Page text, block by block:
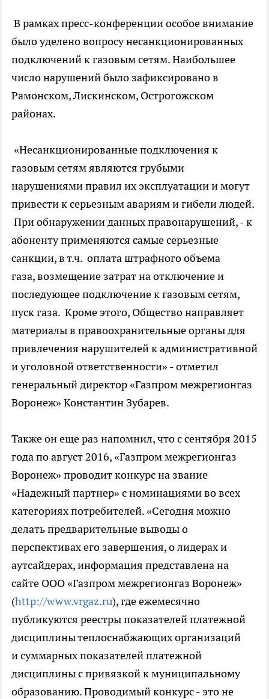
В рамках пресс-конференции особое внимание
было уделено вопросу несанкционированных
подключений к газовым сетям. Наибольшее
число нарушений было зафиксировано в
Рамонском, Лискинском, Острогожском
районах.
«Несанкционированные подключения к
газовым сетям являются грубыми
нарушениями правил их эксплуатации и могут
привести к серьезным авариям и гибели людей.
При обнаружении данных правонарушений, - к
абоненту применяются самые серьезные
санкции, в т.ч. оплата штрафного объема
газа, возмещение затрат на отключение и
последующее подключение к газовым сетям,
пуск газа. Кроме этого, Общество направляет
материалы в правоохранительные органы для
привлечения нарушителей к административной
и уголовной ответственности» - отметил
генеральный директор «Газпром межрегионгаз
Воронеж» Константин Зубарев.
Также он еще раз напомнил, что с сентября 2015
года по август 2016, «Газпром межрегионгаз
Воронеж» проводит конкурс на звание
«Надежный партнер» с номинациями во всех
категориях потребителей. «Сегодня можно
делать предварительные выводы о
перспективах его завершения, о лидерах и
аутсайдерах, информация представлена на
сайте ООО «Газпром межрегионгаз Воронеж»
(http://www.vrgaz.ru), где ежемесячно
публикуются реестры показателей платежной
дисциплины теплоснабжающих организаций
и суммарных показателей платежной
дисциплины с привязкой к муниципальному
образованию. Проводимый конкурс - это не